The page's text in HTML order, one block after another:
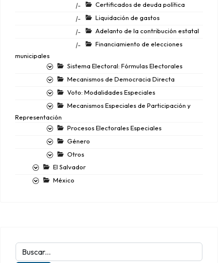
|-
Certificados de deuda política
|-
Liquidación de gastos
|-
Adelanto de la contribución estatal
|-
Financiamiento de elecciones
municipales
Sistema Electoral: Fórmulas Electorales
Mecanismos de Democracia Directa
Voto: Modalidades Especiales
Mecanismos Especiales de Participación y
Representación
Procesos Electorales Especiales
Género
Otros
El Salvador
México